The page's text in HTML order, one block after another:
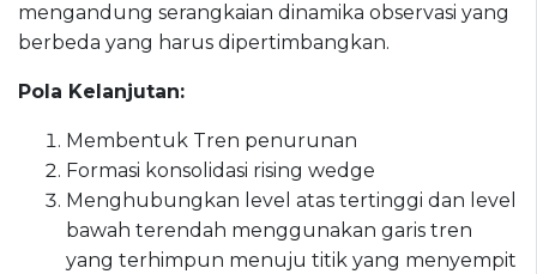
mengandung serangkaian dinamika observasi yang
berbeda yang harus dipertimbangkan.
Pola Kelanjutan:
Membentuk Tren penurunan
Formasi konsolidasi rising wedge
Menghubungkan level atas tertinggi dan level
bawah terendah menggunakan garis tren
yang terhimpun menuju titik yang menyempit